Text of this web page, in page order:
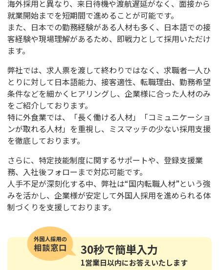
海外採用と異なり、 来日待機や渡航遅延がなく、 面接から
就業開始までを短期間で進めることが可能です。
また、 日本での勤務経験がある人材も多く、 日本語での接
客経験や現場理解があるため、 即戦力として採用いただけ
ます。
弊社では、求人票を渡して終わりではなく、 求職者一人ひ
とりに対して日本語能力、接客適性、転職理由、 勤務希望
条件などを細かくヒアリングし、 企業様に合った人材のみ
をご紹介しております。
特に外食業では、
「長く働ける人材」「コミュニケーショ
ンが取れる人材」 を重視し、ミスマッチの少ない採用支援
を徹底しております。
さらに、特定技能制度に関するサポートや、登録支援業
務、 入社後フォローまで対応可能です。
人手不足が深刻化する中、 弊社は“国内転職人材”という強
みを活かし、 企業様が安定して外国人採用を進められる体
制づくりを支援しております。
30秒で簡単入力
1営業日以内にお答えいたします